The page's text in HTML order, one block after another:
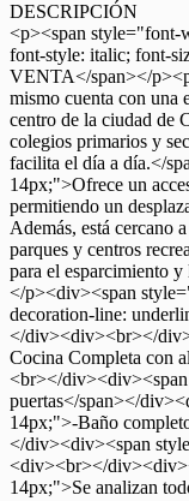
DESCRIPCIÓN
<p><span style="font-
font-style: italic; font-
VENTA</span></
mismo cuenta con una
centro de la ciudad de
colegios primarios y
facilita el día a día.</
14px;">Ofrece un
permitiendo un
Además, está cercano
parques y centros
para el esparcimiento
</p><div><span
decoration-line:
</div><div><br></
Cocina Completa con
<br></
puertas</span></
14px;">-Baño
</div><div><span
<div><br></
14px;">Se analizan